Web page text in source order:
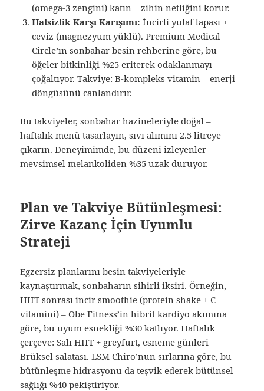
(omega-3 zengini) katın – zihin netliğini korur.
Halsizlik Karşı Karışımı: İncirli yulaf lapası +
ceviz (magnezyum yüklü). Premium Medical
Circle’ın sonbahar besin rehberine göre, bu
öğeler bitkinliği %25 eriterek odaklanmayı
çoğaltıyor. Takviye: B-kompleks vitamin – enerji
döngüsünü canlandırır.
Bu takviyeler, sonbahar hazineleriyle doğal –
haftalık menü tasarlayın, sıvı alımını 2.5 litreye
çıkarın. Deneyimimde, bu düzeni izleyenler
mevsimsel melankoliden %35 uzak duruyor.
Plan ve Takviye Bütünleşmesi:
Zirve Kazanç İçin Uyumlu
Strateji
Egzersiz planlarını besin takviyeleriyle
kaynaştırmak, sonbaharın sihirli iksiri. Örneğin,
HIIT sonrası incir smoothie (protein shake + C
vitamini) – Obe Fitness’in hibrit kardiyo akımına
göre, bu uyum esnekliği %30 katlıyor. Haftalık
çerçeve: Salı HIIT + greyfurt, esneme günleri
Brüksel salatası. LSM Chiro’nun sırlarına göre, bu
bütünleşme hidrasyonu da teşvik ederek bütünsel
sağlığı %40 pekiştiriyor.